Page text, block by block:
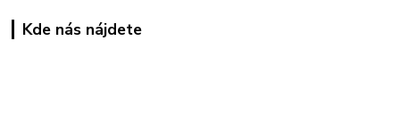
Kde nás nájdete